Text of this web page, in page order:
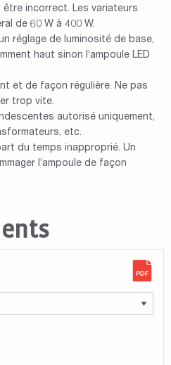
incorrect. Les variateurs
de 60 W à 400 W.
réglage de luminosité de base,
haut sinon l’ampoule LED
et de façon régulière. Ne pas
trop vite.
autorisé uniquement,
etc.
du temps inapproprié. Un
l’ampoule de façon